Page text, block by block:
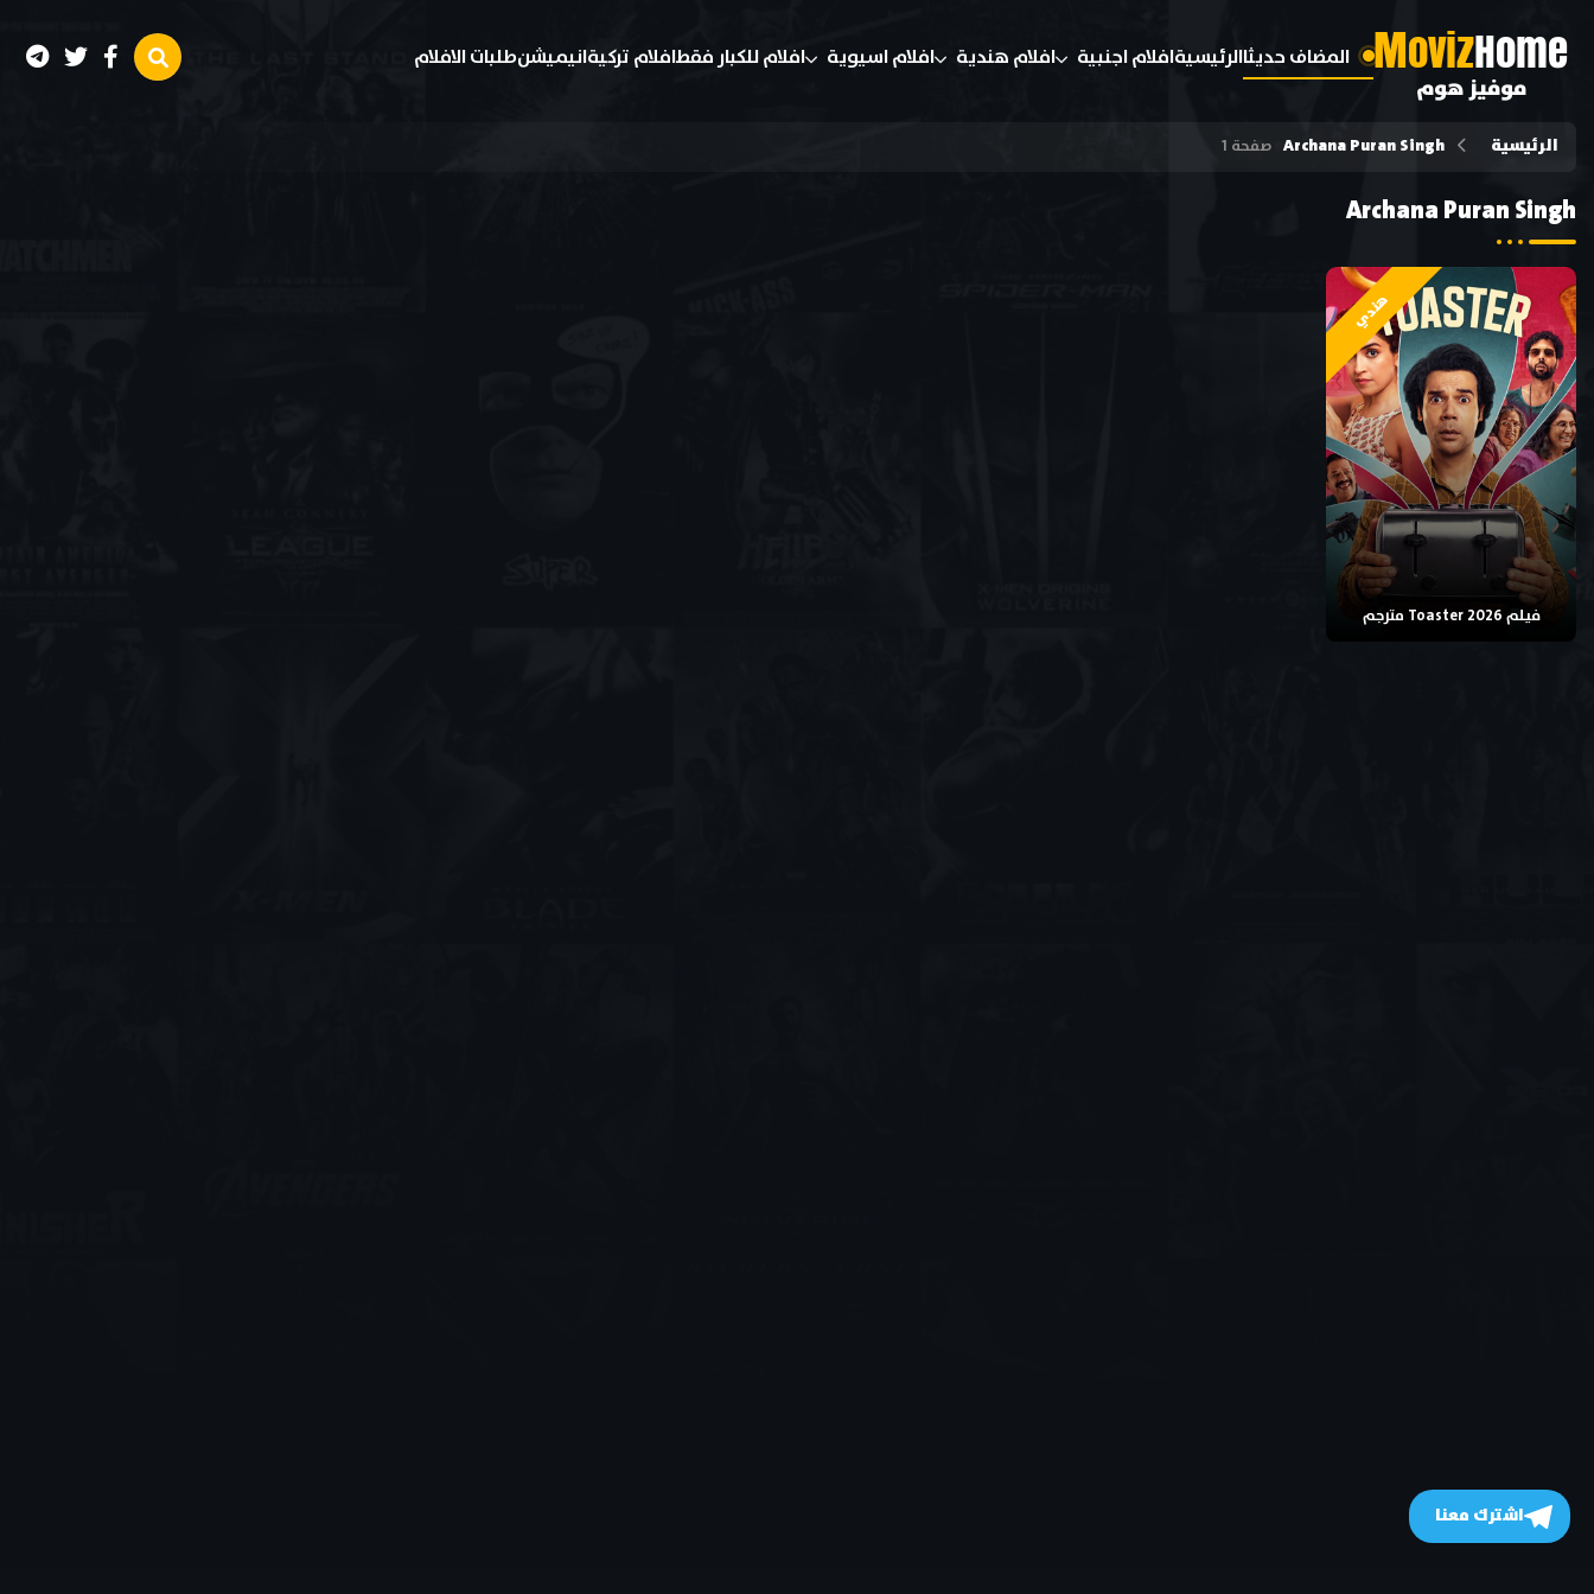
MovizHome
موفيز هوم
المضاف حديثاالرئيسيةافلام اجنبية افلام هندية افلام اسيوية افلام للكبار فقطافلام تركيةانيميشنطلبات الافلام
الرئيسية Archana Puran Singh صفحة 1
Archana Puran Singh
هندي
فيلم Toaster 2026 مترجم
اشترك معنا